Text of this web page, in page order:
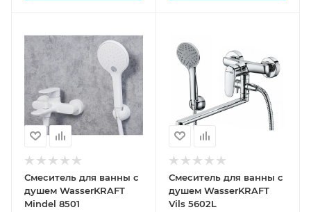
Смеситель для ванны с
душем WasserKRAFT
Mindel 8501
Смеситель для ванны с
душем WasserKRAFT
Vils 5602L